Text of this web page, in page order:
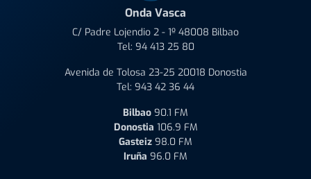
Onda Vasca
C/ Padre Lojendio 2 - 1º 48008 Bilbao
Tel: 94 413 25 80
Avenida de Tolosa 23-25 20018 Donostia
Tel: 943 42 36 44
Bilbao 90.1 FM
Donostia 106.9 FM
Gasteiz 98.0 FM
Iruña 96.0 FM